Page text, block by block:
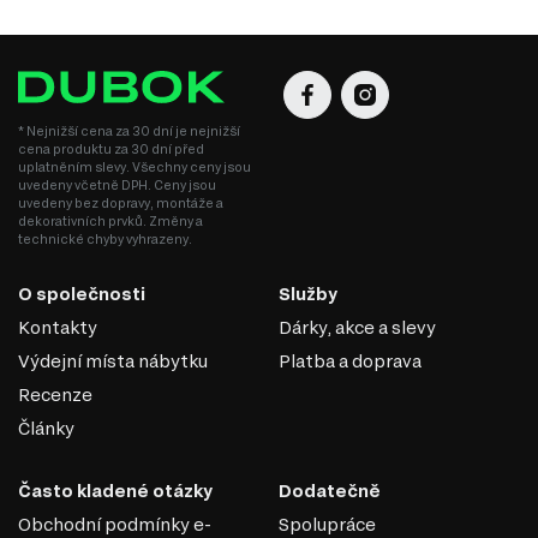
* Nejnižší cena za 30 dní je nejnižší
cena produktu za 30 dní před
uplatněním slevy. Všechny ceny jsou
uvedeny včetně DPH. Ceny jsou
uvedeny bez dopravy, montáže a
dekorativních prvků. Změny a
technické chyby vyhrazeny.
O společnosti
Kontakty
Výdejní místa nábytku
Recenze
Články
Služby
Dárky, akce a slevy
Platba a doprava
Často kladené otázky
Obchodní podmínky e-
Dodatečně
Spolupráce